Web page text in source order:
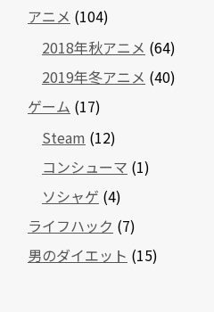
アニメ (104)
2018年秋アニメ (64)
2019年冬アニメ (40)
ゲーム (17)
Steam (12)
コンシューマ (1)
ソシャゲ (4)
ライフハック (7)
男のダイエット (15)